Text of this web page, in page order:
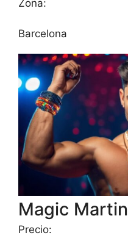
Zona:
Barcelona
Magic Martin
Precio: